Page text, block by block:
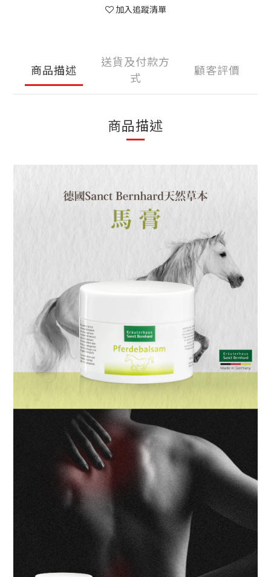
加入追蹤清單
商品描述
送貨及付款方
式
顧客評價
商品描述